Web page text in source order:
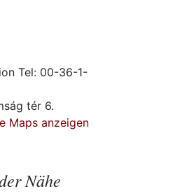
Tel: 00-36-1-
tér 6.
Maps anzeigen
Nähe